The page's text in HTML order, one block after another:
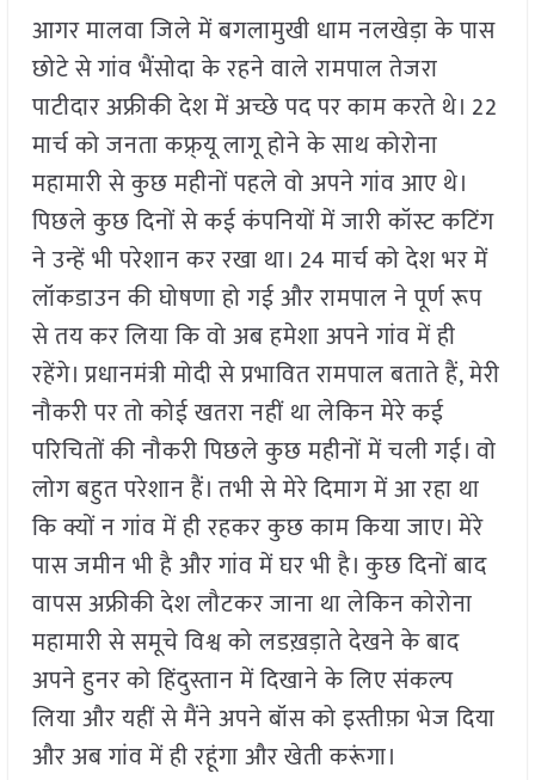
आगर मालवा जिले में बगलामुखी धाम नलखेड़ा के पास
छोटे से गांव भैंसोदा के रहने वाले रामपाल तेजरा
पाटीदार अफ्रीकी देश में अच्छे पद पर काम करते थे। 22
मार्च को जनता कफ्र्यू लागू होने के साथ कोरोना
महामारी से कुछ महीनों पहले वो अपने गांव आए थे।
पिछले कुछ दिनों से कई कंपनियों में जारी कॉस्ट कटिंग
ने उन्हें भी परेशान कर रखा था। 24 मार्च को देश भर में
लॉकडाउन की घोषणा हो गई और रामपाल ने पूर्ण रूप
से तय कर लिया कि वो अब हमेशा अपने गांव में ही
रहेंगे। प्रधानमंत्री मोदी से प्रभावित रामपाल बताते हैं, मेरी
नौकरी पर तो कोई खतरा नहीं था लेकिन मेरे कई
परिचितों की नौकरी पिछले कुछ महीनों में चली गई। वो
लोग बहुत परेशान हैं। तभी से मेरे दिमाग में आ रहा था
कि क्यों न गांव में ही रहकर कुछ काम किया जाए। मेरे
पास जमीन भी है और गांव में घर भी है। कुछ दिनों बाद
वापस अफ्रीकी देश लौटकर जाना था लेकिन कोरोना
महामारी से समूचे विश्व को लडख़ड़ाते देखने के बाद
अपने हुनर को हिंदुस्तान में दिखाने के लिए संकल्प
लिया और यहीं से मैंने अपने बॉस को इस्तीफ़ा भेज दिया
और अब गांव में ही रहूंगा और खेती करूंगा।